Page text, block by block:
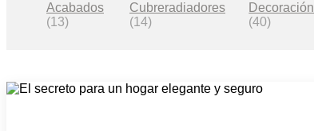
Acabados
(13)
Cubreradiadores
(14)
Decoración
(40)